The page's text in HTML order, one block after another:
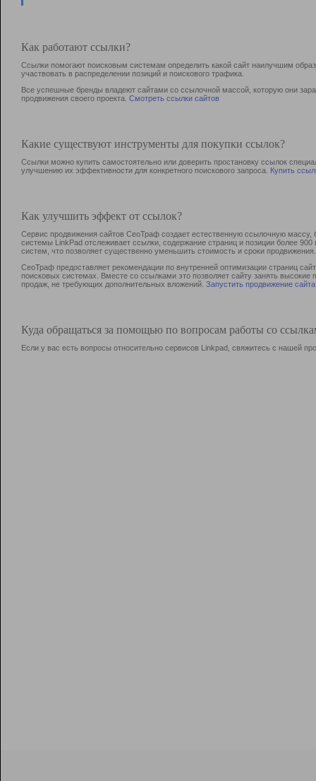
Как работают ссылки?
Ссылки помогают поисковым системам определить какой сайт наилучшим
участвовать в раcпределении позиций и поискового трафика.
Все успешные бренды владеют сайтами со ссылочной массой, которую они
продвижения своего проекта. Смотреть ссылки сайтов
Какие существуют инструменты для покупки ссылок?
Ссылки можно купить самостоятельно или доверить простановку ссылок
улучшению их эффективности для конкретного поискового запроса. Купить
Как улучшить эффект от ссылок?
Сервис продвижения сайтов СеоТраф создает естественную ссылочную
системы LinkPad отслеживает ссылки, содержание страниц и позиции более
систем, что позволяет существенно уменьшить стоимость и сроки продвижения.
СеоТраф предоставляет рекомендации по внутренней оптимизации страниц
поисковых системах. Вместе со ссылками это позволяет сайту занять
продаж, не требующих дополнительных вложений. Запустить продвижение сайта
Куда обращаться за помощью по вопросам работы со
Если у вас есть вопросы относительно сервисов Linkpad, свяжитесь с нашей